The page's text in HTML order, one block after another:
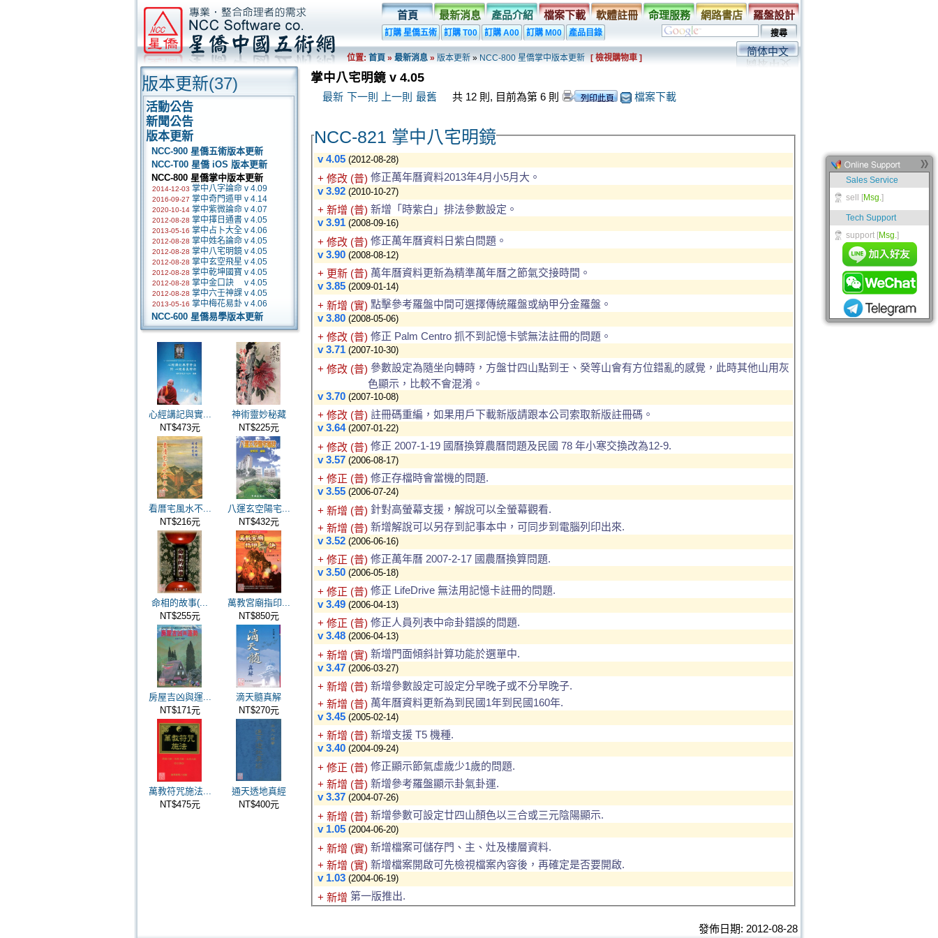
首頁 最新消息 產品介紹 檔案下載 軟體註冊 命理服務 網路書店 羅盤設計
訂購 星僑五術 訂購 T00 訂購 A00 訂購 M00 產品目錄
位置:首頁»最新消息»版本更新»NCC-800 星僑掌中版本更新 [ 檢視購物車 ]
简体中文
版本更新(37)
活動公告
新聞公告
版本更新
NCC-900 星僑五術版本更新
NCC-T00 星僑 iOS 版本更新
NCC-800 星僑掌中版本更新
2014-12-03 掌中八字論命 v 4.09
2016-09-27 掌中奇門遁甲 v 4.14
2020-10-14 掌中紫微論命 v 4.07
2012-08-28 掌中擇日通書 v 4.05
2013-05-16 掌中占卜大全 v 4.06
2012-08-28 掌中姓名論命 v 4.05
2012-08-28 掌中八宅明鏡 v 4.05
2012-08-28 掌中玄空飛星 v 4.05
2012-08-28 掌中乾坤國寶 v 4.05
2012-08-28 掌中金口訣 v 4.05
2012-08-28 掌中六壬神課 v 4.05
2013-05-16 掌中梅花易卦 v 4.06
NCC-600 星僑易學版本更新
心經講記與實...
NT$473元
神術靈妙秘藏
NT$225元
看厝宅風水不...
NT$216元
八運玄空陽宅...
NT$432元
命相的故事(...
NT$255元
萬教宮廟指印...
NT$850元
房屋吉凶與運...
NT$171元
滴天髓真解
NT$270元
萬教符咒施法...
NT$475元
通天透地真經
NT$400元
掌中八宅明鏡 v 4.05
最新 下一則 上一則 最舊 共 12 則, 目前為第 6 則 檔案下載
NCC-821 掌中八宅明鏡
v 4.05 (2012-08-28)
+ 修改 (普) 修正萬年曆資料2013年4月小5月大。
v 3.92 (2010-10-27)
+ 新增 (普) 新增「時紫白」排法參數設定。
v 3.91 (2008-09-16)
+ 修改 (普) 修正萬年曆資料日紫白問題。
v 3.90 (2008-08-12)
+ 更新 (普) 萬年曆資料更新為精準萬年曆之節氣交接時間。
v 3.85 (2009-01-14)
+ 新增 (實) 點擊參考羅盤中間可選擇傳統羅盤或納甲分金羅盤。
v 3.80 (2008-05-06)
+ 修改 (普) 修正 Palm Centro 抓不到記憶卡號無法註冊的問題。
v 3.71 (2007-10-30)
+ 修改 (普) 參數設定為隨坐向轉時，方盤廿四山點到壬、癸等山會有方位錯亂的感覺，此時其他山用灰
色顯示，比較不會混淆。
v 3.70 (2007-10-08)
+ 修改 (普) 註冊碼重編，如果用戶下載新版請跟本公司索取新版註冊碼。
v 3.64 (2007-01-22)
+ 修改 (普) 修正 2007-1-19 國曆換算農曆問題及民國 78 年小寒交換改為12-9.
v 3.57 (2006-08-17)
+ 修正 (普) 修正存檔時會當機的問題.
v 3.55 (2006-07-24)
+ 新增 (普) 針對高螢幕支援，解說可以全螢幕觀看.
+ 新增 (普) 新增解說可以另存到記事本中，可同步到電腦列印出來.
v 3.52 (2006-06-16)
+ 修正 (普) 修正萬年曆 2007-2-17 國農曆換算問題.
v 3.50 (2006-05-18)
+ 修正 (普) 修正 LifeDrive 無法用記憶卡註冊的問題.
v 3.49 (2006-04-13)
+ 修正 (普) 修正人員列表中命卦錯誤的問題.
v 3.48 (2006-04-13)
+ 新增 (實) 新增門面傾斜計算功能於選單中.
v 3.47 (2006-03-27)
+ 新增 (普) 新增參數設定可設定分早晚子或不分早晚子.
+ 新增 (普) 萬年曆資料更新為到民國1年到民國160年.
v 3.45 (2005-02-14)
+ 新增 (普) 新增支援 T5 機種.
v 3.40 (2004-09-24)
+ 修正 (普) 修正顯示節氣虛歲少1歲的問題.
+ 新增 (普) 新增參考羅盤顯示卦氣卦運.
v 3.37 (2004-07-26)
+ 新增 (普) 新增參數可設定廿四山顏色以三合或三元陰陽顯示.
v 1.05 (2004-06-20)
+ 新增 (實) 新增檔案可儲存門、主、灶及樓層資料.
+ 新增 (實) 新增檔案開啟可先檢視檔案內容後，再確定是否要開啟.
v 1.03 (2004-06-19)
+ 新增 第一版推出.
發佈日期: 2012-08-28